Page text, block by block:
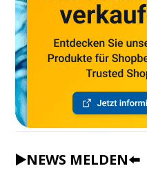
▶️NEWS MELDEN⬅️